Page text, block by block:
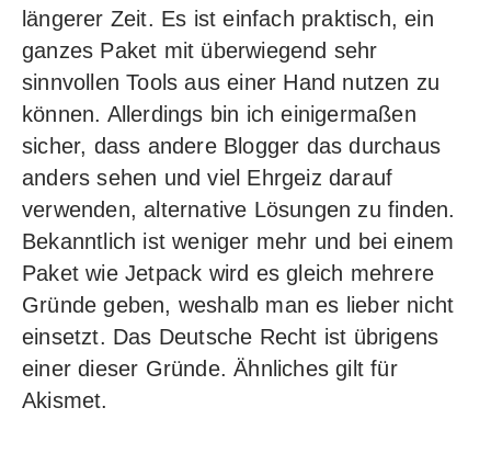
längerer Zeit. Es ist einfach praktisch, ein
ganzes Paket mit überwiegend sehr
sinnvollen Tools aus einer Hand nutzen zu
können. Allerdings bin ich einigermaßen
sicher, dass andere Blogger das durchaus
anders sehen und viel Ehrgeiz darauf
verwenden, alternative Lösungen zu finden.
Bekanntlich ist weniger mehr und bei einem
Paket wie Jetpack wird es gleich mehrere
Gründe geben, weshalb man es lieber nicht
einsetzt. Das Deutsche Recht ist übrigens
einer dieser Gründe. Ähnliches gilt für
Akismet.